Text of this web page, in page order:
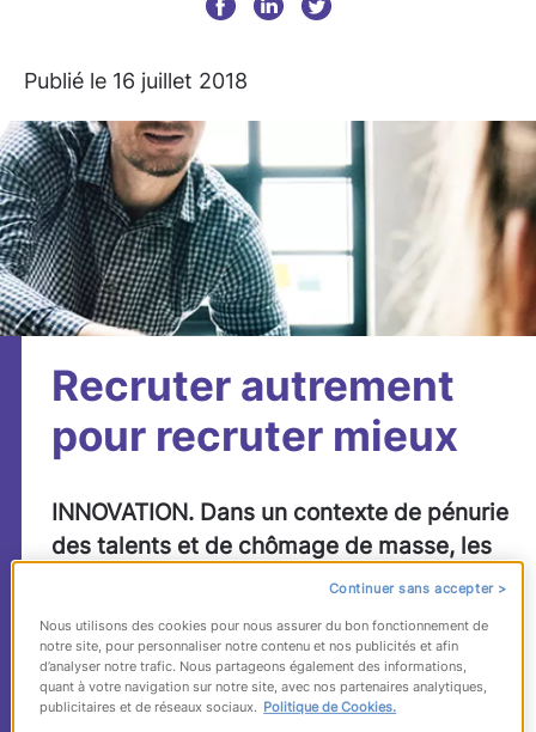
Publié le 16 juillet 2018
Recruter autrement
pour recruter mieux
INNOVATION. Dans un contexte de pénurie
des talents et de chômage de masse, les
DRH sont aujourd’hui confrontés à une
difficulté de taille : identifier les bons
profils et les compétences rares dans un
volume de données toujours plus
important. Alors que la tension s’accroît
Continuer sans accepter >
Nous utilisons des cookies pour nous assurer du bon fonctionnement de
notre site, pour personnaliser notre contenu et nos publicités et afin
d’analyser notre trafic. Nous partageons également des informations,
quant à votre navigation sur notre site, avec nos partenaires analytiques,
publicitaires et de réseaux sociaux. Politique de Cookies.